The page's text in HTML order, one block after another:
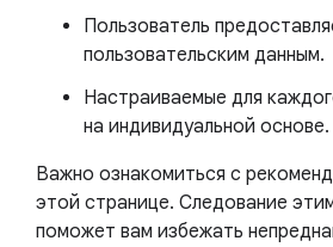
Пользователь
пользовательским данным.
Настраиваемые для
на индивидуальной основе.
Важно ознакомиться с
этой странице. Следование
поможет вам избежать